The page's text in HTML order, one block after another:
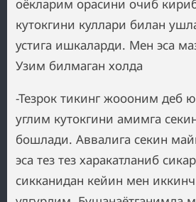
оёкларим орасини очиб
кутокгини куллари билан
устига ишкаларди. Мен эса
Узим билмаган холда
-Тезрок тикинг жоооним деб
углим кутокгини амимга
бошлади. Аввалига секин
эса тез тез харакатланиб
сикканидан кейин мен